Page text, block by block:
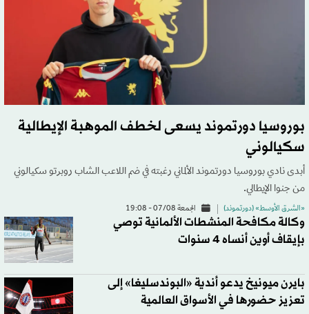
بوروسيا دورتموند يسعى لخطف الموهبة الإيطالية
سكيالوني
أبدى نادي بوروسيا دورتموند الألماني رغبته في ضم اللاعب الشاب روبرتو سكيالوني
من جنوا الإيطالي.
«الشرق الأوسط» (دورتموند) الجمعة 07/08 - 19:08
وكالة مكافحة المنشطات الألمانية توصي
بإيقاف أوين أنساه 4 سنوات
بايرن ميونيخ يدعو أندية «البوندسليغا» إلى
تعزيز حضورها في الأسواق العالمية